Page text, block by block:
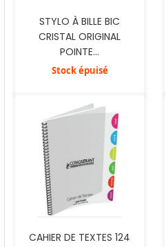
STYLO À BILLE BIC
CRISTAL ORIGINAL
POINTE...
Stock épuisé
CAHIER DE TEXTES 124